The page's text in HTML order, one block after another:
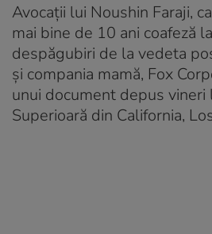
Avocații lui Noushin Faraji,
mai bine de 10 ani coafeză
despăgubiri de la vedeta
și compania mamă, Fox
unui document depus vineri
Superioară din California,